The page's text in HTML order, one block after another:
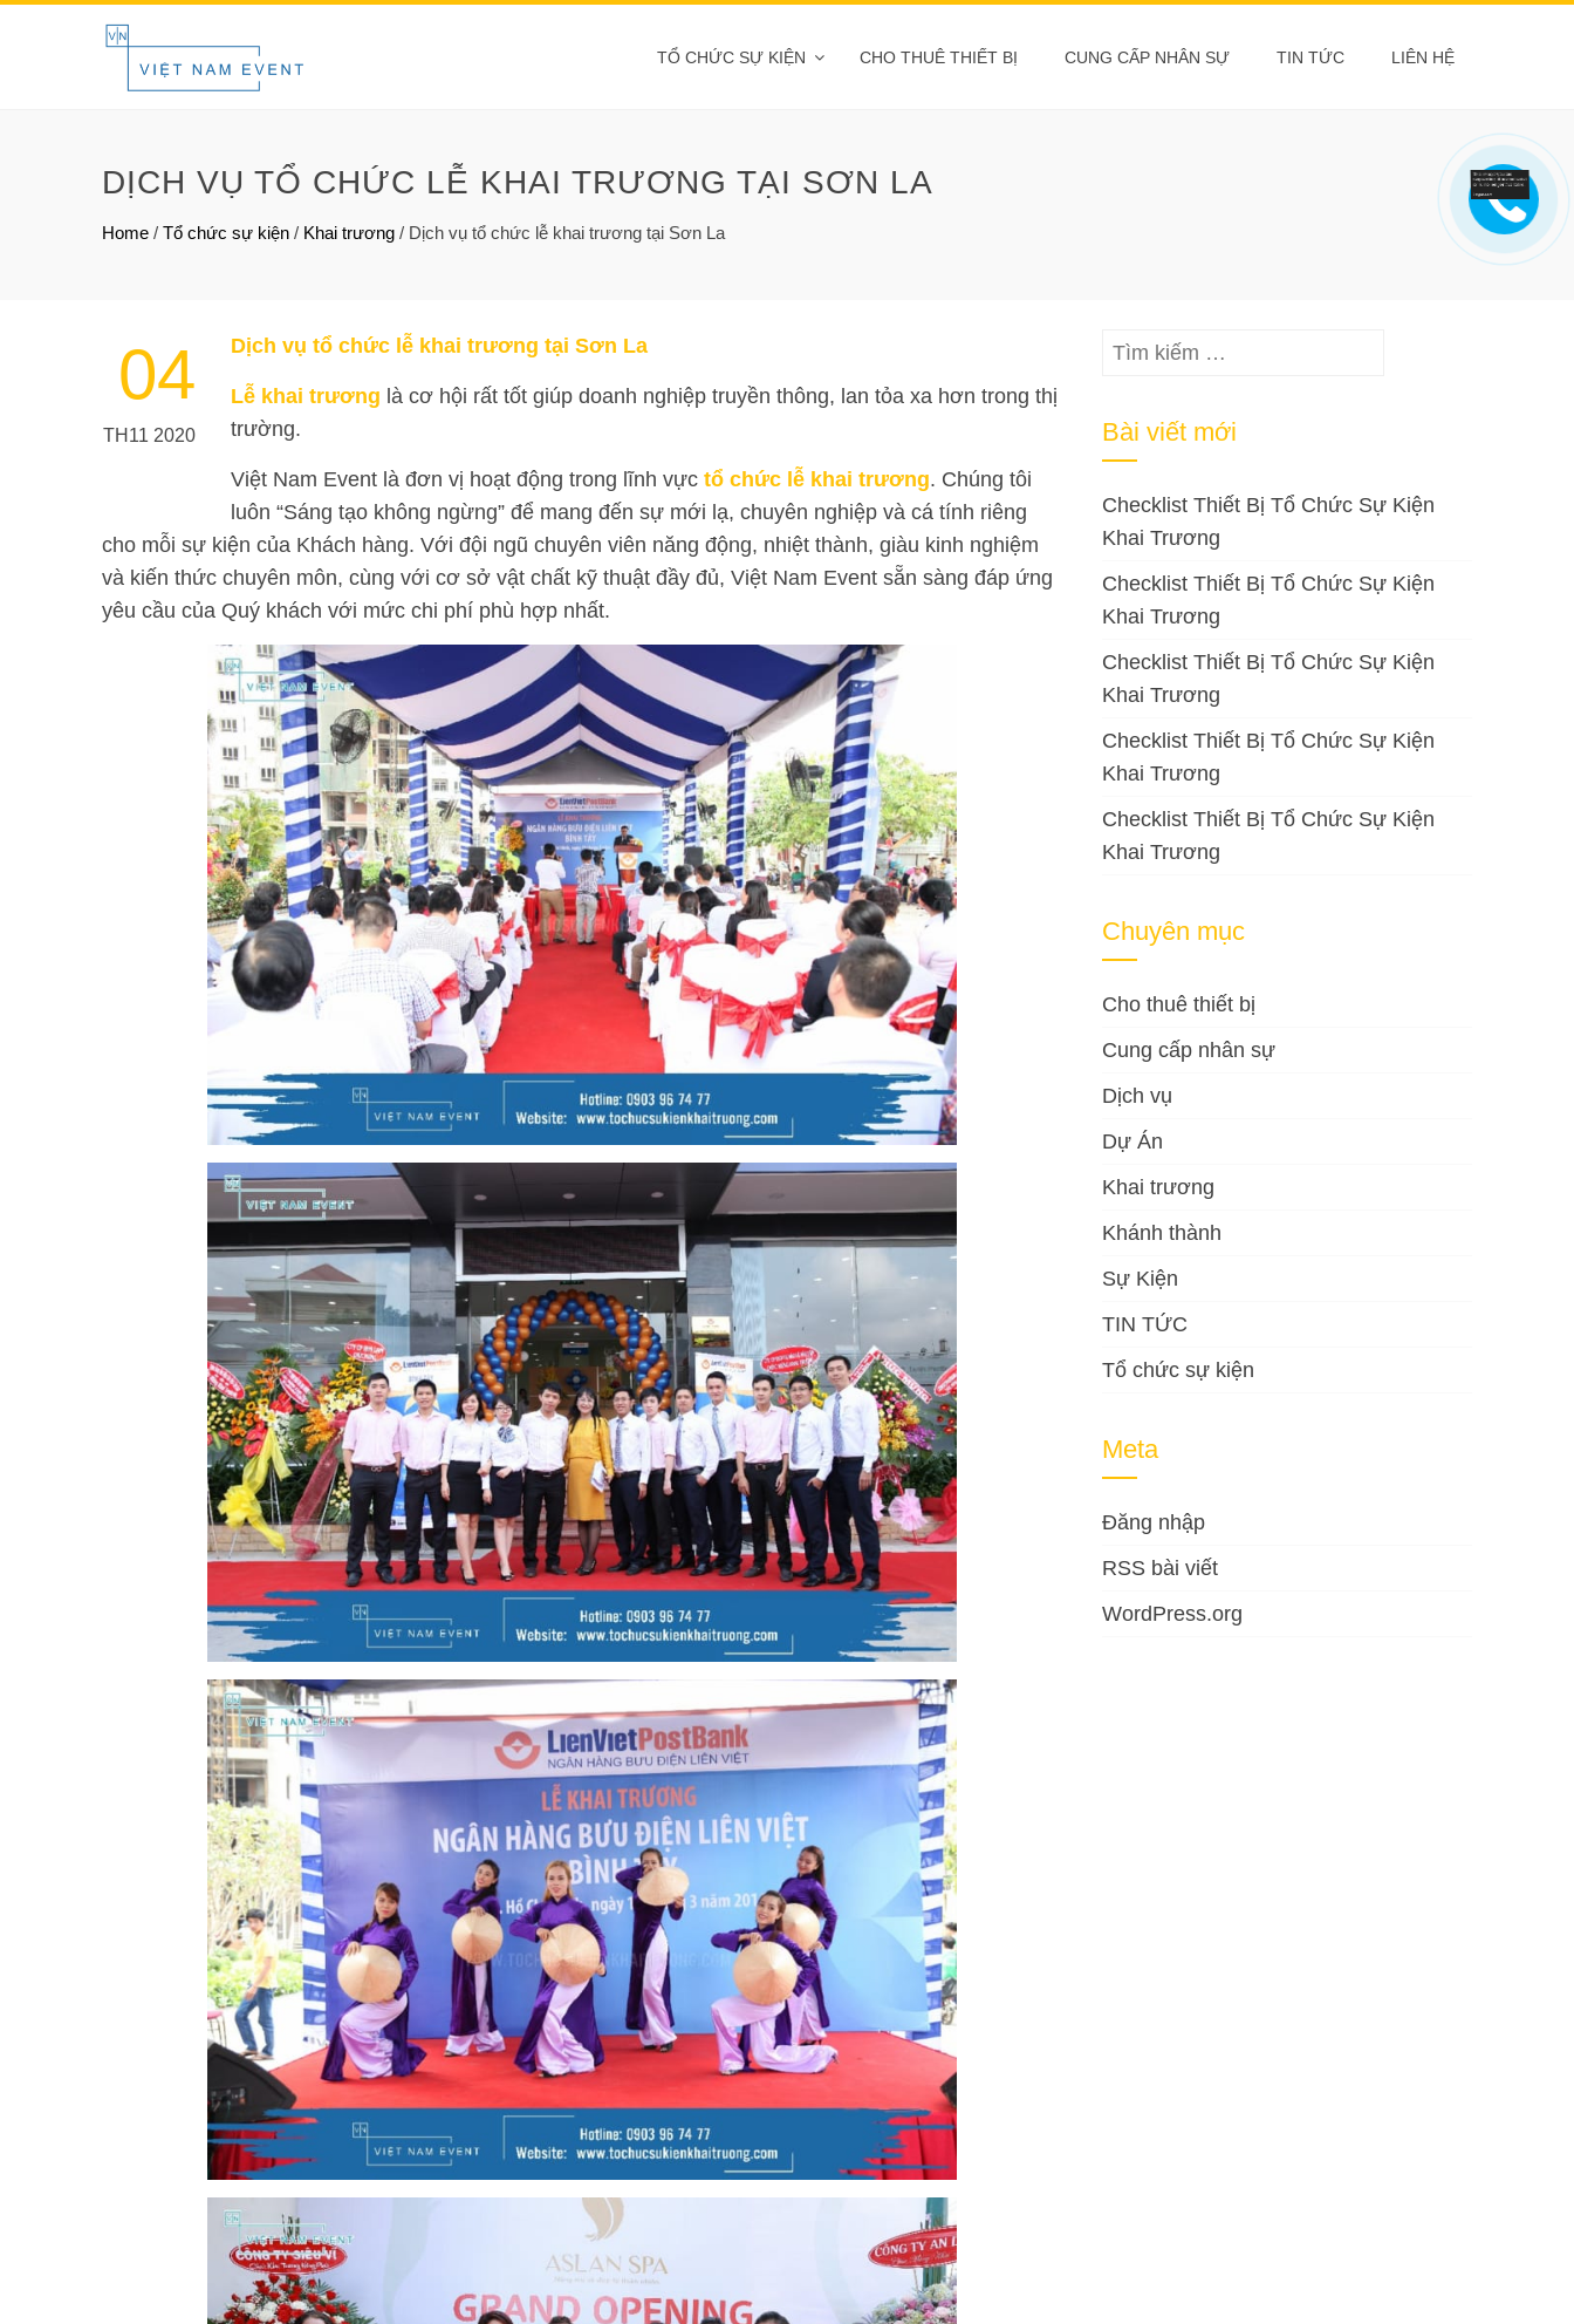
TỔ CHỨC SỰ KIỆN CHO THUÊ THIẾT BỊ CUNG CẤP NHÂN SỰ TIN TỨC LIÊN HỆ
DỊCH VỤ TỔ CHỨC LỄ KHAI TRƯƠNG TẠI SƠN LA
Home / Tổ chức sự kiện / Khai trương / Dịch vụ tổ chức lễ khai trương tại Sơn La
04
TH11 2020
Dịch vụ tổ chức lễ khai trương tại Sơn La
Lễ khai trương là cơ hội rất tốt giúp doanh nghiệp truyền thông, lan tỏa xa hơn trong thị
trường.
Việt Nam Event là đơn vị hoạt động trong lĩnh vực tổ chức lễ khai trương. Chúng tôi
luôn “Sáng tạo không ngừng” để mang đến sự mới lạ, chuyên nghiệp và cá tính riêng
cho mỗi sự kiện của Khách hàng. Với đội ngũ chuyên viên năng động, nhiệt thành, giàu kinh nghiệm
và kiến thức chuyên môn, cùng với cơ sở vật chất kỹ thuật đầy đủ, Việt Nam Event sẵn sàng đáp ứng
yêu cầu của Quý khách với mức chi phí phù hợp nhất.
Tìm
Bài viết mới
Checklist Thiết Bị Tổ Chức Sự Kiện
Khai Trương
Checklist Thiết Bị Tổ Chức Sự Kiện
Khai Trương
Checklist Thiết Bị Tổ Chức Sự Kiện
Khai Trương
Checklist Thiết Bị Tổ Chức Sự Kiện
Khai Trương
Checklist Thiết Bị Tổ Chức Sự Kiện
Khai Trương
Chuyên mục
Cho thuê thiết bị
Cung cấp nhân sự
Dịch vụ
Dự Án
Khai trương
Khánh thành
Sự Kiện
TIN TỨC
Tổ chức sự kiện
Meta
Đăng nhập
RSS bài viết
WordPress.org